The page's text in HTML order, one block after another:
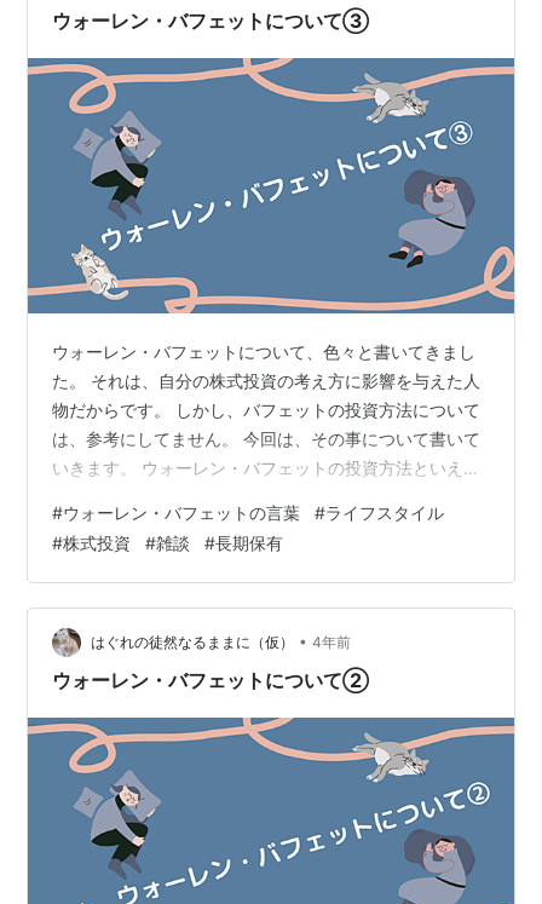
かです。いくらで買ったのかなんて、忘れてしまうので
ウォーレン・バフェットについて③
ウォーレン・バフェットについて、色々と書いてきまし
た。 それは、自分の株式投資の考え方に影響を与えた人
物だからです。 しかし、バフェットの投資方法について
は、参考にしてません。 今回は、その事について書いて
いきます。 ウォーレン・バフェットの投資方法といえ
の株を大量購入して、 長期保有をする方法です。 しか
し、このバフェットの投資方法について、 正確に把握で
きている人間は、どれだけいるのでしょうか？ 何故な
ら、自身の手の内を見せる【投資家】など存在しないか
らです。 そもそも、この「ウォーレン・バフェットの投
資方法」として、 書籍などで紹介され…
#ウォーレン・バフェットの言葉 #ライフスタイル
#株式投資 #雑談 #長期保有
はぐれの徒然なるままに（仮） • 4年前
ウォーレン・バフェットについて➁